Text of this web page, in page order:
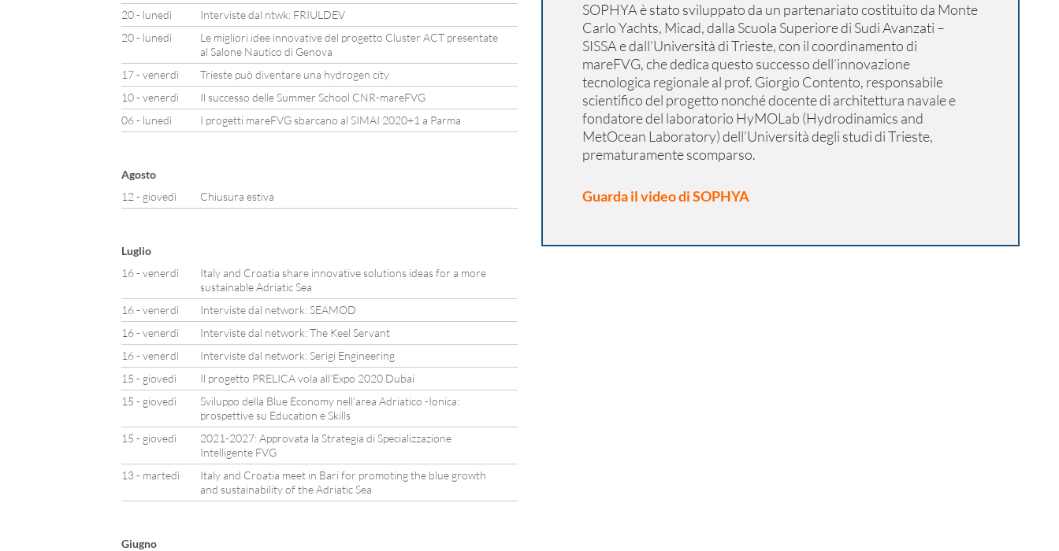
20 - lunedì
Interviste dal ntwk: FRIULDEV
20 - lunedì
Le migliori idee innovative del progetto Cluster ACT presentate
al Salone Nautico di Genova
17 - venerdì
Trieste può diventare una hydrogen city
10 - venerdì
Il successo delle Summer School CNR-mareFVG
06 - lunedì
I progetti mareFVG sbarcano al SIMAI 2020+1 a Parma
Agosto
12 - giovedì
Chiusura estiva
Luglio
16 - venerdì
Italy and Croatia share innovative solutions ideas for a more
sustainable Adriatic Sea
16 - venerdì
Interviste dal network: SEAMOD
16 - venerdì
Interviste dal network: The Keel Servant
16 - venerdì
Interviste dal network: Serigi Engineering
15 - giovedì
Il progetto PRELICA vola all’Expo 2020 Dubai
15 - giovedì
Sviluppo della Blue Economy nell’area Adriatico -Ionica:
prospettive su Education e Skills
15 - giovedì
2021-2027: Approvata la Strategia di Specializzazione
Intelligente FVG
13 - martedì
Italy and Croatia meet in Bari for promoting the blue growth
and sustainability of the Adriatic Sea
Giugno
SOPHYA è stato sviluppato da un partenariato costituito da Monte
Carlo Yachts, Micad, dalla Scuola Superiore di Sudi Avanzati –
SISSA e dall’Università di Trieste, con il coordinamento di
mareFVG, che dedica questo successo dell’innovazione
tecnologica regionale al prof. Giorgio Contento, responsabile
scientifico del progetto nonché docente di architettura navale e
fondatore del laboratorio HyMOLab (Hydrodinamics and
MetOcean Laboratory) dell’Università degli studi di Trieste,
prematuramente scomparso.
Guarda il video di SOPHYA